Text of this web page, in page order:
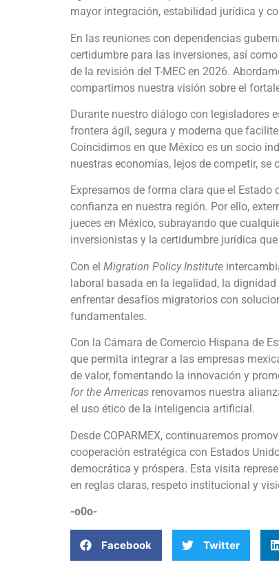
mayor integración, estabilidad jurídica y
En las reuniones con dependencias
certidumbre para las inversiones, así
de la revisión del T-MEC en 2026.
compartimos nuestra visión sobre el
Durante nuestro diálogo con legisladores
frontera ágil, segura y moderna que
Coincidimos en que México es un socio
nuestras economías, lejos de competir,
Expresamos de forma clara que el
confianza en nuestra región. Por ello,
jueces en México, subrayando que
inversionistas y la certidumbre jurídica
Con el Migration Policy Institute
laboral basada en la legalidad, la
enfrentar desafíos migratorios con
fundamentales.
Con la Cámara de Comercio Hispana de
que permita integrar a las empresas
de valor, fomentando la innovación y
for the Americas renovamos nuestra
el uso ético de la inteligencia artificial.
Desde COPARMEX, continuaremos
cooperación estratégica con Estados
democrática y próspera. Esta visita
en reglas claras, respeto institucional y
-o0o-
Facebook Twitter